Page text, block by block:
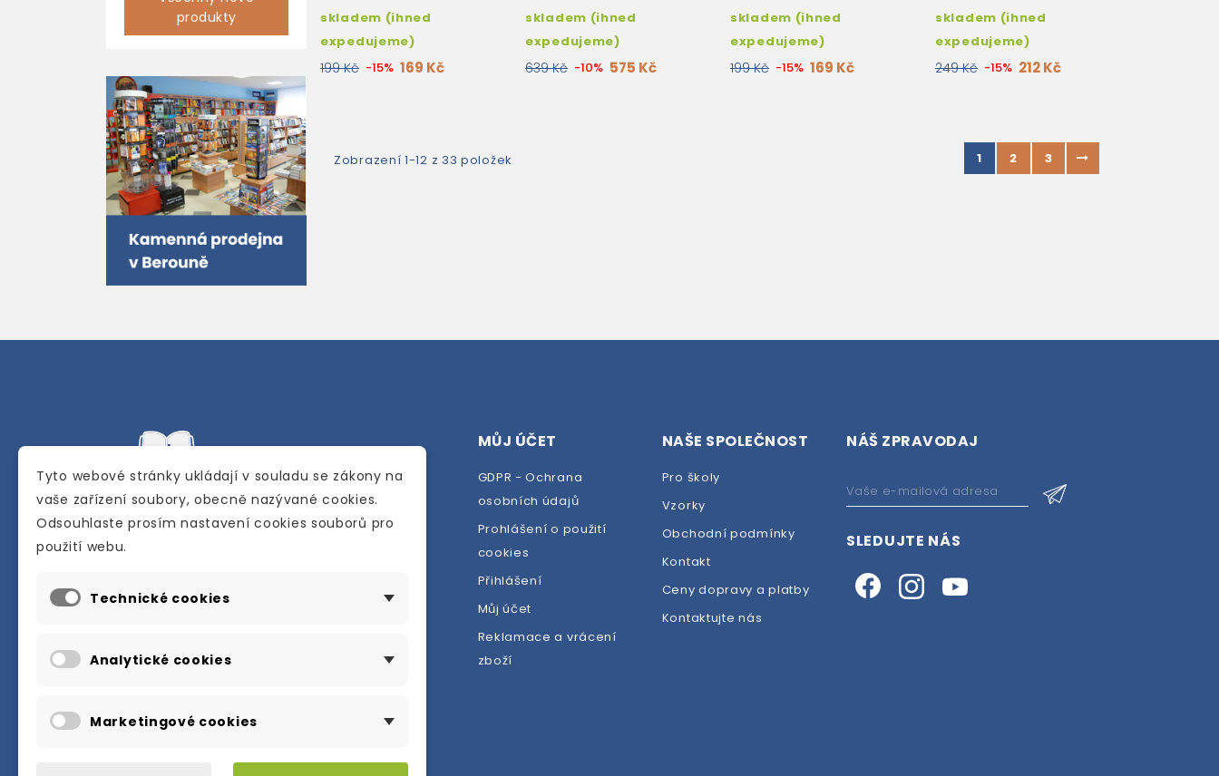
produkty
skladem (ihned
expedujeme)
199 Kč -15% 169 Kč
skladem (ihned
expedujeme)
639 Kč -10% 575 Kč
skladem (ihned
expedujeme)
199 Kč -15% 169 Kč
skladem (ihned
expedujeme)
249 Kč -15% 212 Kč
Zobrazení 1-12 z 33 položek 1 2 3
Internetové a kamenné knihkupectví se
anglického jazyka.
Karly Machové 48 Beroun 266 01
info@englishbooks.cz
MŮJ ÚČET
GDPR - Ochrana
osobních údajů
Prohlášení o použití
cookies
Přihlášení
Můj účet
Reklamace a vrácení
zboží
NAŠE SPOLEČNOST
Pro školy
Vzorky
Obchodní podmínky
Kontakt
Ceny dopravy a platby
Kontaktujte nás
NÁŠ ZPRAVODAJ
SLEDUJTE NÁS
Tyto webové stránky ukládají v souladu se zákony na
vaše zařízení soubory, obecně nazývané cookies.
Odsouhlaste prosím nastavení cookies souborů pro
použití webu.
Technické cookies
Analytické cookies
Marketingové cookies